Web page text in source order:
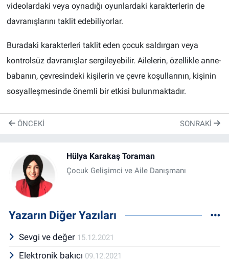
videolardaki veya oynadığı oyunlardaki karakterlerin de
davranışlarını taklit edebiliyorlar.
Buradaki karakterleri taklit eden çocuk saldırgan veya
kontrolsüz davranışlar sergileyebilir. Ailelerin, özellikle anne-
babanın, çevresindeki kişilerin ve çevre koşullarının, kişinin
sosyalleşmesinde önemli bir etkisi bulunmaktadır.
ÖNCEKI SONRAKI
Hülya Karakaş Toraman
Çocuk Gelişimci ve Aile Danışmanı
Yazarın Diğer Yazıları
Sevgi ve değer 15.12.2021
Elektronik bakıcı 09.12.2021